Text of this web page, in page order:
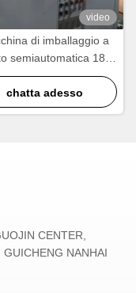
video
di imballaggio a
semiautomatica 18-
30 secondi per pezzo
chatta adesso
CENTER,
NANHAI